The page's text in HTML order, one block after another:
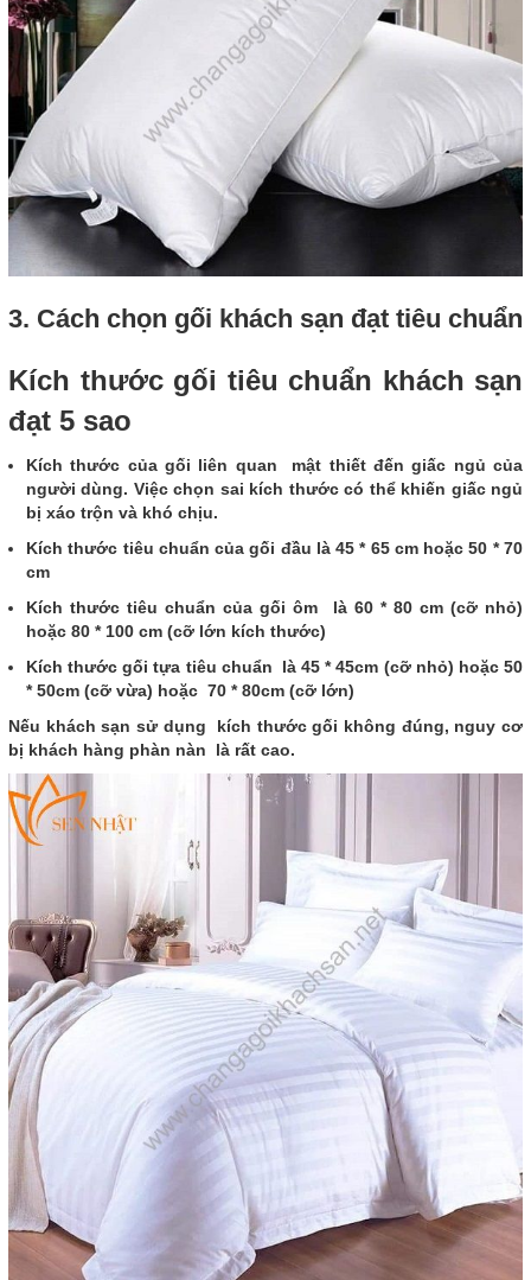
3. Cách chọn gối khách sạn đạt tiêu chuẩn
Kích thước gối tiêu chuẩn khách sạn
đạt 5 sao
Kích thước của gối liên quan mật thiết đến giấc ngủ của
người dùng. Việc chọn sai kích thước có thể khiến giấc ngủ
bị xáo trộn và khó chịu.
Kích thước tiêu chuẩn của gối đầu là 45 * 65 cm hoặc 50 * 70
cm
Kích thước tiêu chuẩn của gối ôm là 60 * 80 cm (cỡ nhỏ)
hoặc 80 * 100 cm (cỡ lớn kích thước)
Kích thước gối tựa tiêu chuẩn là 45 * 45cm (cỡ nhỏ) hoặc 50
* 50cm (cỡ vừa) hoặc 70 * 80cm (cỡ lớn)
Nếu khách sạn sử dụng kích thước gối không đúng, nguy cơ
bị khách hàng phàn nàn là rất cao.